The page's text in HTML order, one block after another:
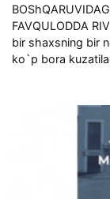
FAVQULODDA
bir shaxsning bir
ko`p bora